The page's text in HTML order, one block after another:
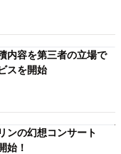
内容を第三者の立場で
スを開始
ンの幻想コンサート
始！